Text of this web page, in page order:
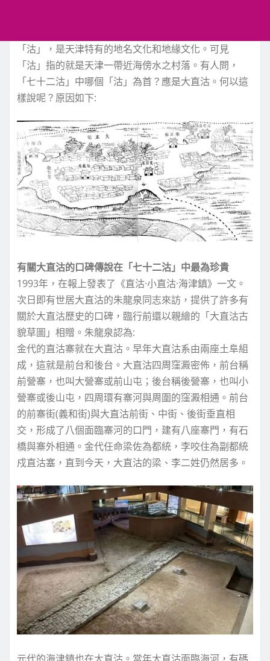
「沽」，是天津特有的地名文化和地緣文化。可見
「沽」指的就是天津一帶近海傍水之村落。有人問，
「七十二沽」中哪個「沽」為首？應是大直沽。何以這
樣說呢？原因如下:
有關大直沽的口碑傳說在「七十二沽」中最為珍貴
1993年，在報上發表了《直沽·小直沽·海津鎮》一文。
次日即有世居大直沽的朱龍泉同志來訪，提供了許多有
關於大直沽歷史的口碑，臨行前還以親繪的「大直沽古
貌草圖」相贈。朱龍泉認為:
金代的直沽寨就在大直沽。早年大直沽系由兩座土阜組
成，這就是前台和後台。大直沽四周窪澱密佈，前台稱
前營寨，也叫大營寨或前山屯；後台稱後營寨，也叫小
營寨或後山屯，四周環有寨河與周圍的窪澱相通。前台
的前寨街(義和街)與大直沽前街、中街、後街垂直相
交，形成了八個面臨寨河的口門，建有八座寨門，有石
橋與寨外相通。金代任命梁佐為都統，李咬住為副都統
戍直沽塞，直到今天，大直沽的梁、李二姓仍然居多。